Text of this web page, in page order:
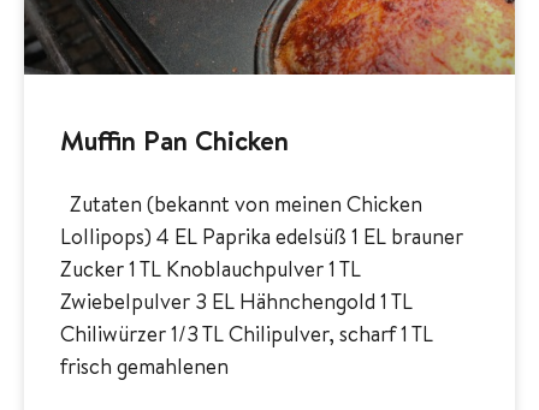
Muffin Pan Chicken
Zutaten (bekannt von meinen Chicken
Lollipops) 4 EL Paprika edelsüß 1 EL brauner
Zucker 1 TL Knoblauchpulver 1 TL
Zwiebelpulver 3 EL Hähnchengold 1 TL
Chiliwürzer 1/3 TL Chilipulver, scharf 1 TL
frisch gemahlenen